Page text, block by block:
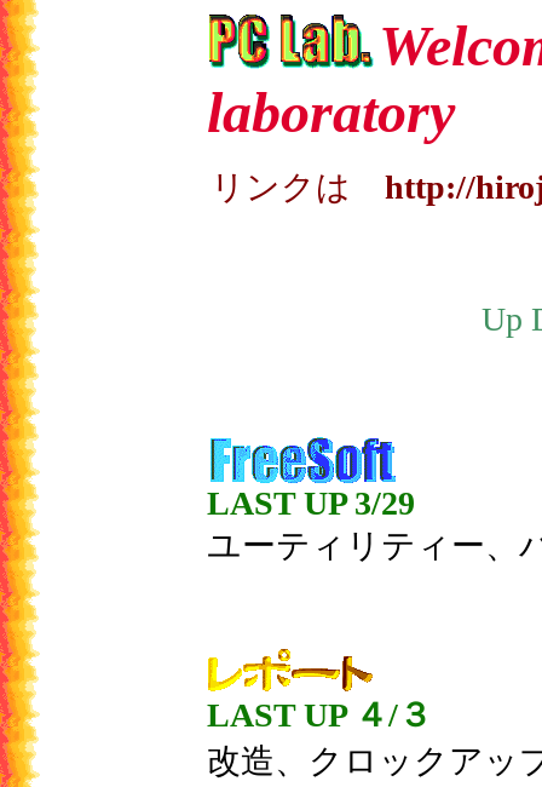
laboratory
リンクは http://
Up
LAST UP 3/29
ユーティリティー、
LAST UP ４/３
改造、クロックアッ